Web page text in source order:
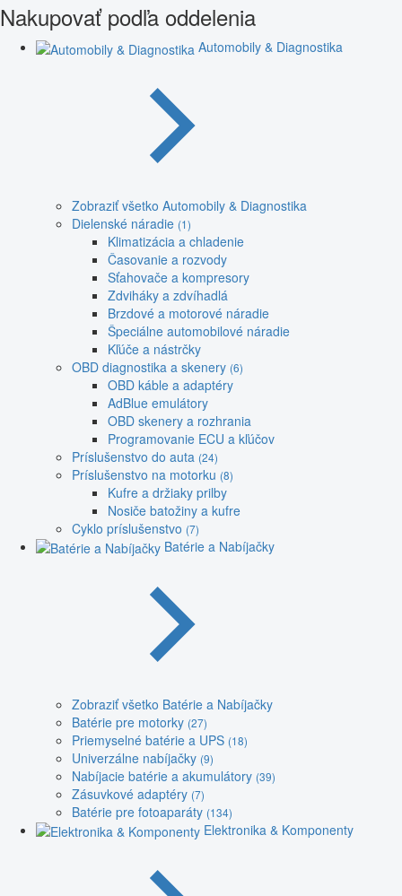
Nakupovať podľa oddelenia
Automobily & Diagnostika
Zobraziť všetko Automobily & Diagnostika
Dielenské náradie (1)
Klimatizácia a chladenie
Časovanie a rozvody
Sťahovače a kompresory
Zdviháky a zdvíhadlá
Brzdové a motorové náradie
Špeciálne automobilové náradie
Kľúče a nástrčky
OBD diagnostika a skenery (6)
OBD káble a adaptéry
AdBlue emulátory
OBD skenery a rozhrania
Programovanie ECU a kľúčov
Príslušenstvo do auta (24)
Príslušenstvo na motorku (8)
Kufre a držiaky prilby
Nosiče batožiny a kufre
Cyklo príslušenstvo (7)
Batérie a Nabíjačky
Zobraziť všetko Batérie a Nabíjačky
Batérie pre motorky (27)
Priemyselné batérie a UPS (18)
Univerzálne nabíjačky (9)
Nabíjacie batérie a akumulátory (39)
Zásuvkové adaptéry (7)
Batérie pre fotoaparáty (134)
Elektronika & Komponenty